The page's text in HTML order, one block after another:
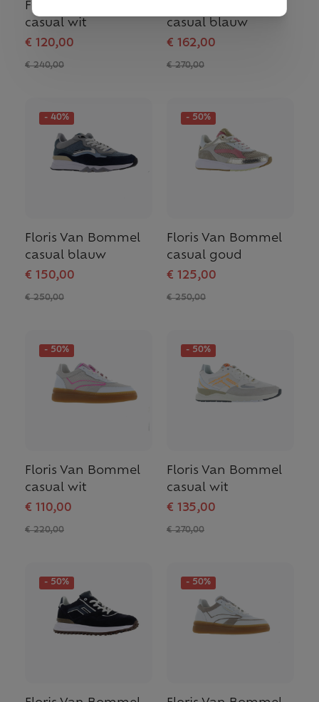
Floris Van Bommel
casual wit
€ 120,00
€ 240,00
casual blauw
€ 162,00
€ 270,00
- 40%
Floris Van Bommel
casual blauw
€ 150,00
€ 250,00
- 50%
Floris Van Bommel
casual goud
€ 125,00
€ 250,00
- 50%
Floris Van Bommel
casual wit
€ 110,00
€ 220,00
- 50%
Floris Van Bommel
casual wit
€ 135,00
€ 270,00
- 50% - 50%